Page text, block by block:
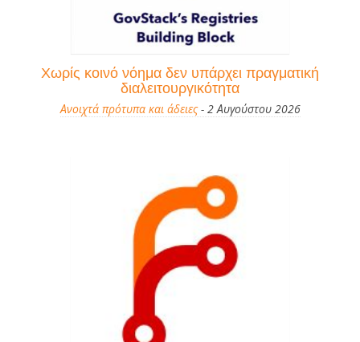
Χωρίς κοινό νόημα δεν υπάρχει πραγματική
διαλειτουργικότητα
Ανοιχτά πρότυπα και άδειες- 2 Αυγούστου 2026